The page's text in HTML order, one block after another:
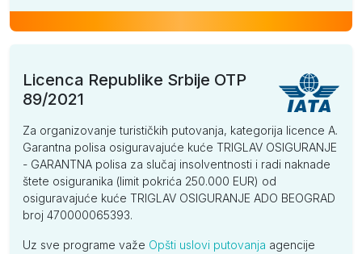
Licenca Republike Srbije OTP
89/2021
Za organizovanje turističkih putovanja, kategorija licence A.
Garantna polisa osiguravajuće kuće TRIGLAV OSIGURANJE
- GARANTNA polisa za slučaj insolventnosti i radi naknade
štete osiguranika (limit pokrića 250.000 EUR) od
osiguravajuće kuće TRIGLAV OSIGURANJE ADO BEOGRAD
broj 470000065393.
Uz sve programe važe Opšti uslovi putovanja agencije